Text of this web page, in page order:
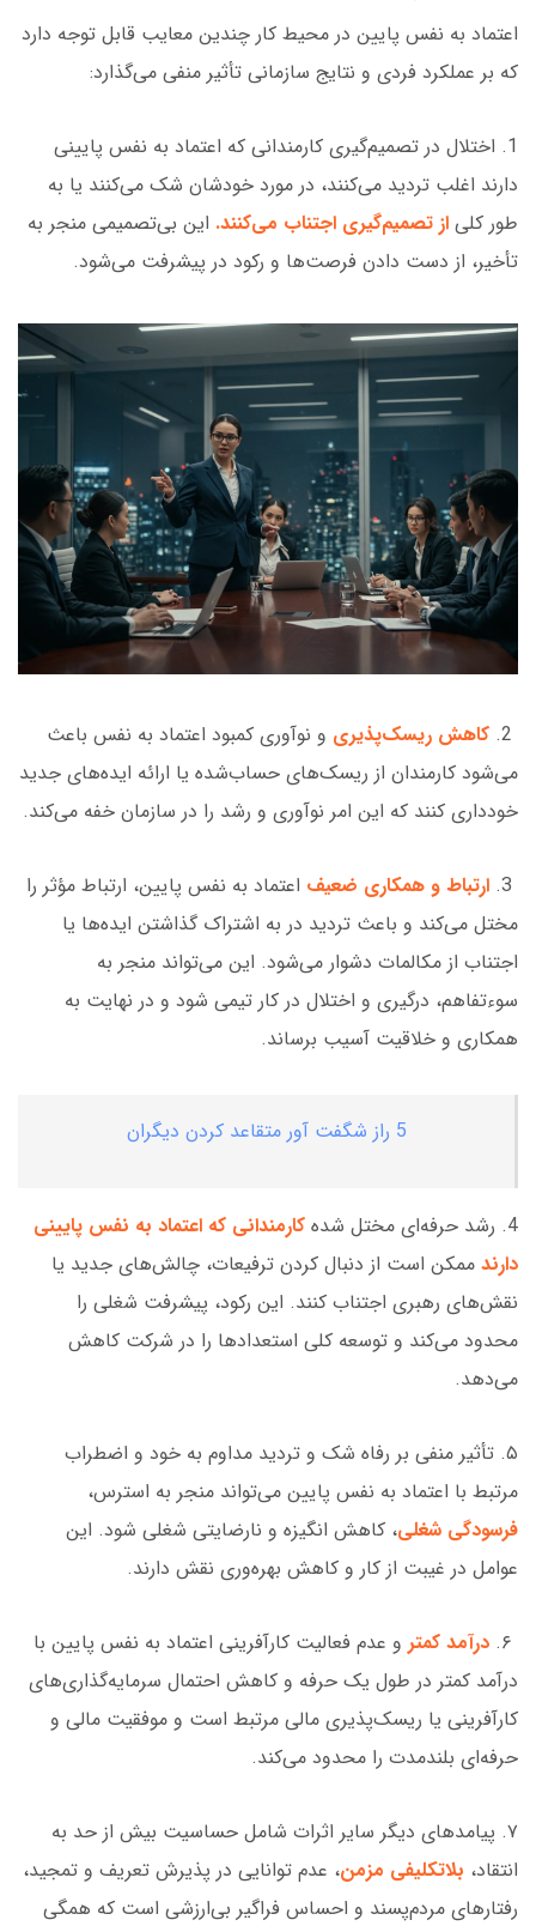
اعتماد به نفس پایین در محیط کار چندین معایب قابل توجه دارد
که بر عملکرد فردی و نتایج سازمانی تأثیر منفی می‌گذارد:
1. اختلال در تصمیم‌گیری کارمندانی که اعتماد به نفس پایینی
دارند اغلب تردید می‌کنند، در مورد خودشان شک می‌کنند یا به
طور کلی از تصمیم‌گیری اجتناب می‌کنند. این بی‌تصمیمی منجر به
تأخیر، از دست دادن فرصت‌ها و رکود در پیشرفت می‌شود.
کاهش ریسک‌پذیری و نوآوری کمبود اعتماد به نفس باعث
می‌شود کارمندان از ریسک‌های حساب‌شده یا ارائه ایده‌های جدید
خودداری کنند که این امر نوآوری و رشد را در سازمان خفه می‌کند.
ارتباط و همکاری ضعیف اعتماد به نفس پایین، ارتباط مؤثر را
مختل می‌کند و باعث تردید در به اشتراک گذاشتن ایده‌ها یا
اجتناب از مکالمات دشوار می‌شود. این می‌تواند منجر به
سوءتفاهم، درگیری و اختلال در کار تیمی شود و در نهایت به
همکاری و خلاقیت آسیب برساند.
5 راز شگفت آور متقاعد کردن دیگران
4. رشد حرفه‌ای مختل شده
کارمندانی که اعتماد به نفس پایینی
دارند ممکن است از دنبال کردن ترفیعات، چالش‌های جدید یا
نقش‌های رهبری اجتناب کنند. این رکود، پیشرفت شغلی را
محدود می‌کند و توسعه کلی استعدادها را در شرکت کاهش
می‌دهد.
۵. تأثیر منفی بر رفاه شک و تردید مداوم به خود و اضطراب
مرتبط با اعتماد به نفس پایین می‌تواند منجر به استرس،
فرسودگی شغلی، کاهش انگیزه و نارضایتی شغلی شود. این
عوامل در غیبت از کار و کاهش بهره‌وری نقش دارند.
درآمد کمتر و عدم فعالیت کارآفرینی اعتماد به نفس پایین با
درآمد کمتر در طول یک حرفه و کاهش احتمال سرمایه‌گذاری‌های
کارآفرینی یا ریسک‌پذیری مالی مرتبط است و موفقیت مالی و
حرفه‌ای بلندمدت را محدود می‌کند.
۷. پیامدهای دیگر سایر اثرات شامل حساسیت بیش از حد به
انتقاد، بلاتکلیفی مزمن، عدم توانایی در پذیرش تعریف و تمجید،
رفتارهای مردم‌پسند و احساس فراگیر بی‌ارزشی است که همگی